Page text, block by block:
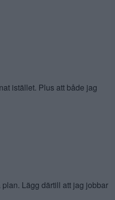
istället. Plus att både jag
Lägg därtill att jag jobbar